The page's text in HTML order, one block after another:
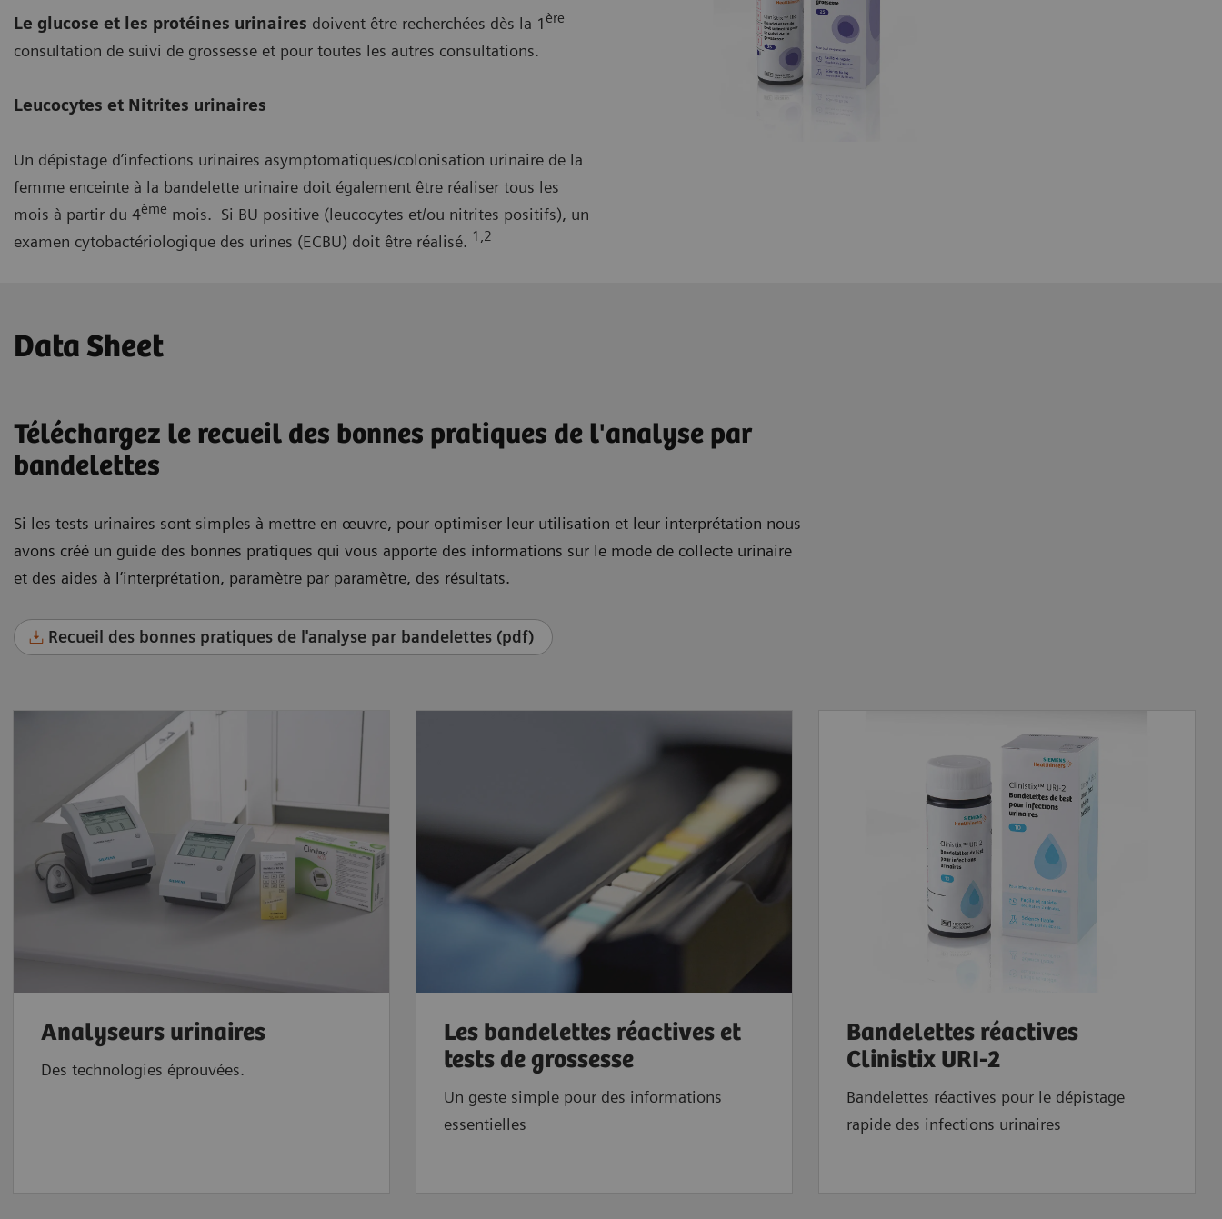
Le glucose et les protéines urinaires doivent être recherchées dès la 1ère
consultation de suivi de grossesse et pour toutes les autres consultations.
Leucocytes et Nitrites urinaires
Un dépistage d’infections urinaires asymptomatiques/colonisation urinaire de la
femme enceinte à la bandelette urinaire doit également être réaliser tous les
mois à partir du 4ème mois. Si BU positive (leucocytes et/ou nitrites positifs), un
examen cytobactériologique des urines (ECBU) doit être réalisé. 1,2
Data Sheet
Téléchargez le recueil des bonnes pratiques de l'analyse par
bandelettes
Si les tests urinaires sont simples à mettre en œuvre, pour optimiser leur utilisation et leur interprétation nous
avons créé un guide des bonnes pratiques qui vous apporte des informations sur le mode de collecte urinaire
et des aides à l’interprétation, paramètre par paramètre, des résultats.
Recueil des bonnes pratiques de l'analyse par bandelettes (pdf)
Analyseurs urinaires
Des technologies éprouvées.
Les bandelettes réactives et
tests de grossesse
Un geste simple pour des informations
essentielles
Bandelettes réactives
Clinistix URI-2
Bandelettes réactives pour le dépistage
rapide des infections urinaires